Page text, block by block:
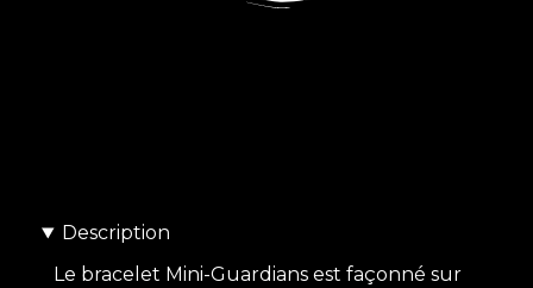
Description
Le bracelet Mini-Guardians est façonné sur